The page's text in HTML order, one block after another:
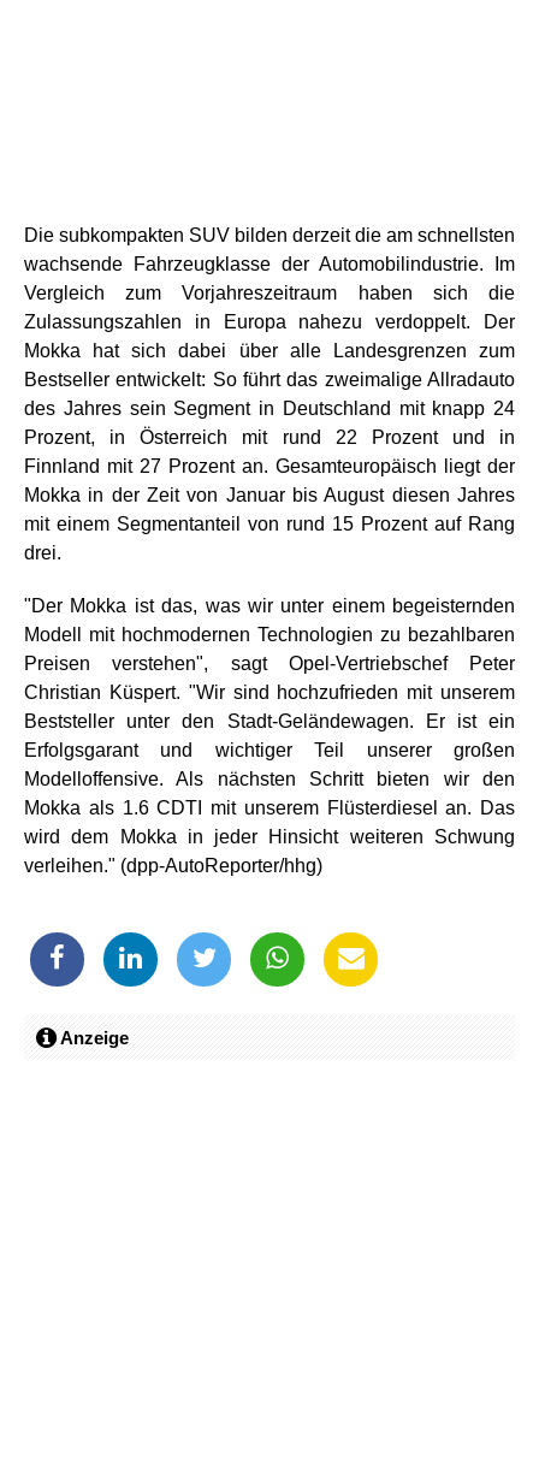
Die subkompakten SUV bilden derzeit die am schnellsten
wachsende Fahrzeugklasse der Automobilindustrie. Im
Vergleich zum Vorjahreszeitraum haben sich die
Zulassungszahlen in Europa nahezu verdoppelt. Der
Mokka hat sich dabei über alle Landesgrenzen zum
Bestseller entwickelt: So führt das zweimalige Allradauto
des Jahres sein Segment in Deutschland mit knapp 24
Prozent, in Österreich mit rund 22 Prozent und in
Finnland mit 27 Prozent an. Gesamteuropäisch liegt der
Mokka in der Zeit von Januar bis August diesen Jahres
mit einem Segmentanteil von rund 15 Prozent auf Rang
drei.
"Der Mokka ist das, was wir unter einem begeisternden
Modell mit hochmodernen Technologien zu bezahlbaren
Preisen verstehen", sagt Opel-Vertriebschef Peter
Christian Küspert. "Wir sind hochzufrieden mit unserem
Beststeller unter den Stadt-Geländewagen. Er ist ein
Erfolgsgarant und wichtiger Teil unserer großen
Modelloffensive. Als nächsten Schritt bieten wir den
Mokka als 1.6 CDTI mit unserem Flüsterdiesel an. Das
wird dem Mokka in jeder Hinsicht weiteren Schwung
verleihen." (dpp-AutoReporter/hhg)
Anzeige